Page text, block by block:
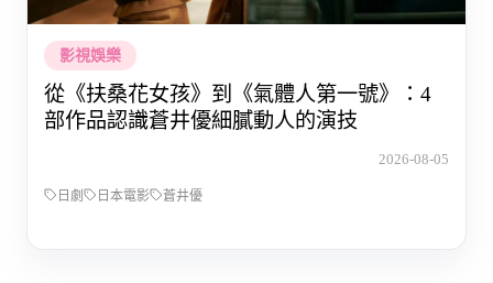
影視娛樂
從《扶桑花女孩》到《氣體人第一號》：4
部作品認識蒼井優細膩動人的演技
2026-08-05
日劇 日本電影 蒼井優